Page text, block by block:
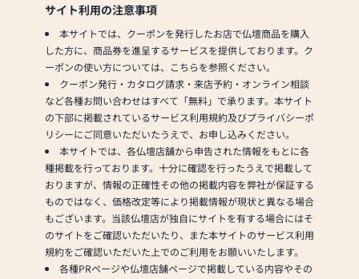
同開発≫
お仏壇のはせがわは、日本
を代表する家具メーカー
「カリモク家具」との協同
開発で、現代の住宅にあっ
たモダンなお仏壇を作って
います。他にも国内の家具
専門メーカーと作り上げた
お仏壇コレクションがあ
り、祈る人と偲ぶ人をつな
ぐ新しいカタチを提案しま
す。
≪はせがわ店舗サービスの
ご案内≫
サイト利用の注意事項
本サイトでは、クーポンを発行したお店で仏壇商品を購入
した方に、商品券を進呈するサービスを提供しております。ク
ーポンの使い方については、こちらを参照ください。
クーポン発行・カタログ請求・来店予約・オンライン相談
など各種お問い合わせはすべて「無料」で承ります。本サイト
の下部に掲載されているサービス利用規約及びプライバシーポ
リシーにご同意いただいたうえで、お申し込みください。
本サイトでは、各仏壇店舗から申告された情報をもとに各
種掲載を行っております。十分に確認を行ったうえで掲載して
おりますが、情報の正確性その他の掲載内容を弊社が保証する
ものではなく、価格改定等により掲載情報が現状と異なる場合
もございます。当該仏壇店が独自にサイトを有する場合にはそ
のサイトをご確認いただいたり、また本サイトのサービス利用
規約をご確認いただいた上でのご利用をお願いいたします。
各種PRページや仏壇店舗ページで掲載している内容やその